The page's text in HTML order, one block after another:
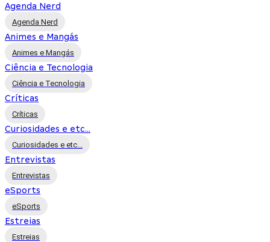
Agenda Nerd
Agenda Nerd
Animes e Mangás
Animes e Mangás
Ciência e Tecnologia
Ciência e Tecnologia
Críticas
Críticas
Curiosidades e etc...
Curiosidades e etc...
Entrevistas
Entrevistas
eSports
eSports
Estreias
Estreias